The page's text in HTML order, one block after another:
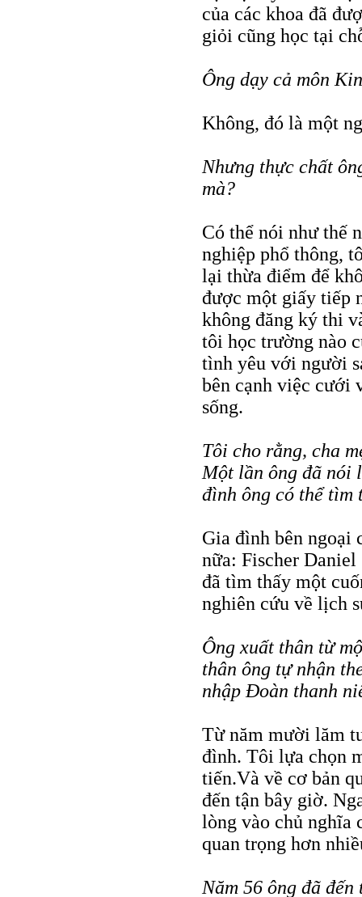
của các khoa đã
giỏi cũng học tại
Ông dạy cả môn
Không, đó là một
Nhưng thực chất
mà?
Có thể nói như thế
nghiệp phổ thông,
lại thừa điểm để
được một giấy tiếp
không đăng ký thi
tôi học trường nào
tình yêu với người
bên cạnh việc cưới
sống.
Tôi cho rằng, cha
Một lần ông đã nói
đình ông có thể tìm
Gia đình bên ngoại
nữa: Fischer
đã tìm thấy một
nghiên cứu về lịch
Ông xuất thân từ
thân ông tự nhận
nhập Ðoàn thanh
Từ năm mười lăm
đình. Tôi lựa chọn
tiến.Và về cơ bản
đến tận bây giờ.
lòng vào chủ nghĩa
quan trọng hơn
Năm 56 ông đã